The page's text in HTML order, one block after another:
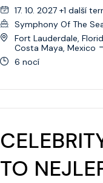
17. 10. 2027 +1 další
Symphony Of The
Fort Lauderdale,
Costa Maya, Mexico
6 nocí
TO